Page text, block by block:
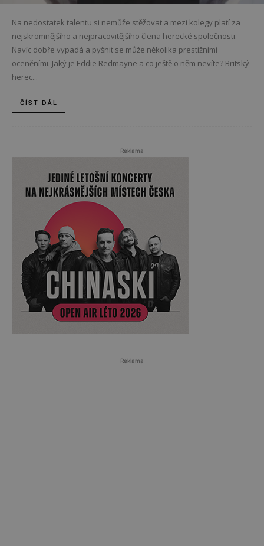
Na nedostatek talentu si nemůže stěžovat a mezi kolegy platí za
nejskromnějšího a nejpracovitějšího člena herecké společnosti.
Navíc dobře vypadá a pyšnit se může několika prestižními
oceněními. Jaký je Eddie Redmayne a co ještě o něm nevíte? Britský
herec...
ČÍST DÁL
Reklama
Reklama